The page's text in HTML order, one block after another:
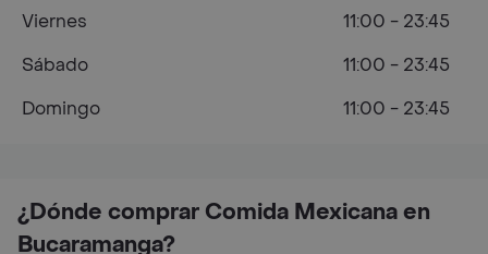
¿Dónde comprar Comida Mexicana en
Bucaramanga?
Viernes
11:00 - 23:45
Sábado
11:00 - 23:45
Domingo
11:00 - 23:45